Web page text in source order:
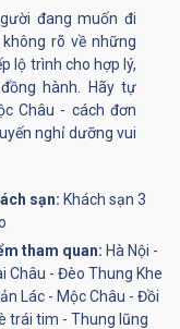
đang muốn đi
rõ về những
lộ trình cho hợp lý,
hành. Hãy tự
Châu - cách đơn
nghỉ dưỡng vui
sạn: Khách sạn 3
tham quan: Hà Nội -
Châu - Đèo Thung Khe
Lác - Mộc Châu - Đồi
trái tim - Thung lũng